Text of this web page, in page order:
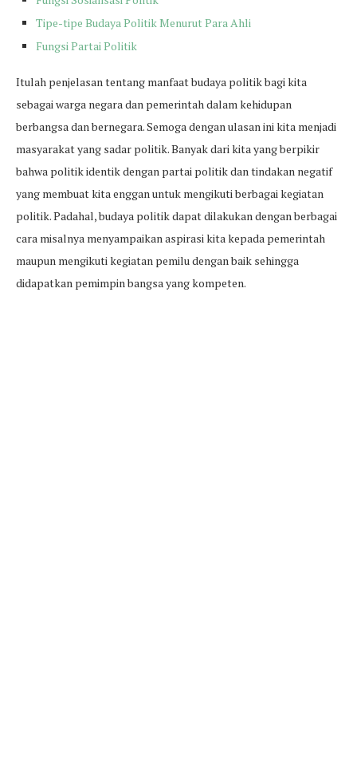
Tipe-tipe Budaya Politik Menurut Para Ahli
Fungsi Partai Politik
Itulah penjelasan tentang manfaat budaya politik bagi kita
sebagai warga negara dan pemerintah dalam kehidupan
berbangsa dan bernegara. Semoga dengan ulasan ini kita menjadi
masyarakat yang sadar politik. Banyak dari kita yang berpikir
bahwa politik identik dengan partai politik dan tindakan negatif
yang membuat kita enggan untuk mengikuti berbagai kegiatan
politik. Padahal, budaya politik dapat dilakukan dengan berbagai
cara misalnya menyampaikan aspirasi kita kepada pemerintah
maupun mengikuti kegiatan pemilu dengan baik sehingga
didapatkan pemimpin bangsa yang kompeten.